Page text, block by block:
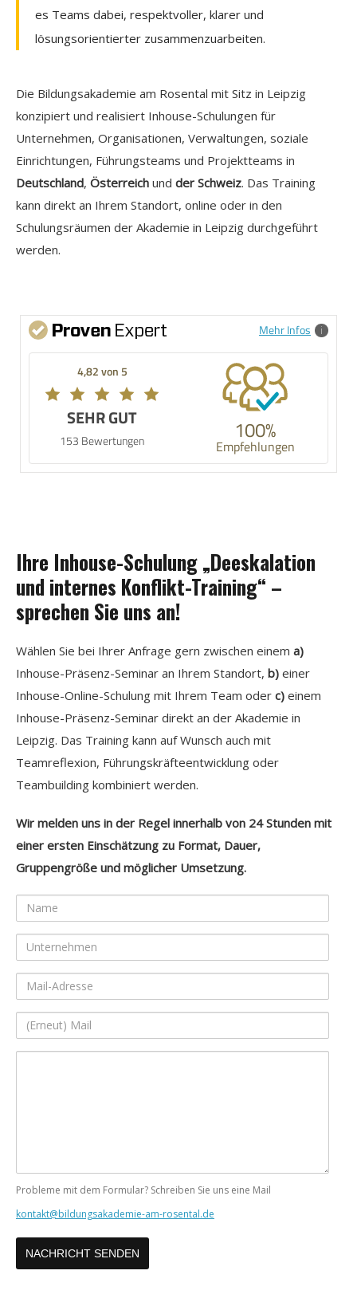
es Teams dabei, respektvoller, klarer und
lösungsorientierter zusammenzuarbeiten.
Die Bildungsakademie am Rosental mit Sitz in Leipzig
konzipiert und realisiert Inhouse-Schulungen für
Unternehmen, Organisationen, Verwaltungen, soziale
Einrichtungen, Führungsteams und Projektteams in
Deutschland, Österreich und der Schweiz. Das Training
kann direkt an Ihrem Standort, online oder in den
Schulungsräumen der Akademie in Leipzig durchgeführt
werden.
Mehr Infos
4,82 von 5
SEHR GUT
153 Bewertungen 100%
Empfehlungen
Ihre Inhouse-Schulung „Deeskalation
und internes Konflikt-Training“ –
sprechen Sie uns an!
Wählen Sie bei Ihrer Anfrage gern zwischen einem a)
Inhouse-Präsenz-Seminar an Ihrem Standort, b) einer
Inhouse-Online-Schulung mit Ihrem Team oder c) einem
Inhouse-Präsenz-Seminar direkt an der Akademie in
Leipzig. Das Training kann auf Wunsch auch mit
Teamreflexion, Führungskräfteentwicklung oder
Teambuilding kombiniert werden.
Wir melden uns in der Regel innerhalb von 24 Stunden mit
einer ersten Einschätzung zu Format, Dauer,
Gruppengröße und möglicher Umsetzung.
Name
Unternehmen
Mail-
Adresse
(Erneut)
Mail
Probleme mit dem Formular? Schreiben Sie uns eine Mail
kontakt@bildungsakademie-am-rosental.de